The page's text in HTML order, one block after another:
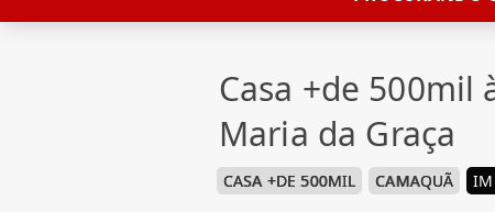
Casa +de 500mil
Maria da Graça
CASA +DE 500MIL CAMAQUÃ